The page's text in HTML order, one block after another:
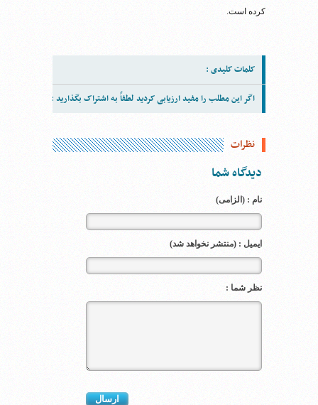
کرده است.
کلمات کلیدی :
اگر این مطلب را مفید ارزیابی کردید لطفاً به اشتراک بگذارید :
نظرات
دیدگاه شما
نام : (الزامی)
ایمیل : (منتشر نخواهد شد)
نظر شما :